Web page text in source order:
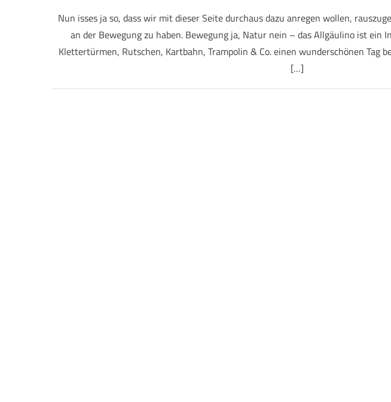
Nun isses ja so, dass wir mit dieser Seite durchaus dazu anregen wollen,
an der Bewegung zu haben. Bewegung ja, Natur nein – das Allgäulino ist ein
Klettertürmen, Rutschen, Kartbahn, Trampolin & Co. einen wunderschönen Tag
[…]